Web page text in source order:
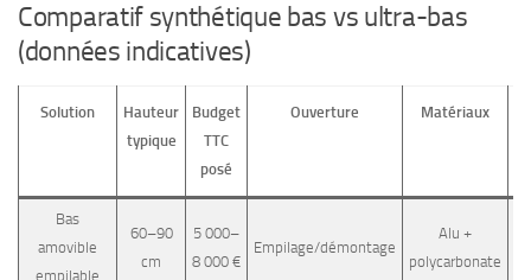
Comparatif synthétique bas vs ultra-bas
(données indicatives)
Solution
Hauteur
typique
Budget
TTC
posé
Ouverture Matériaux
Bas
amovible
empilable
60–90
cm
5 000–
8 000 €
Empilage/démontage
Alu +
polycarbonate